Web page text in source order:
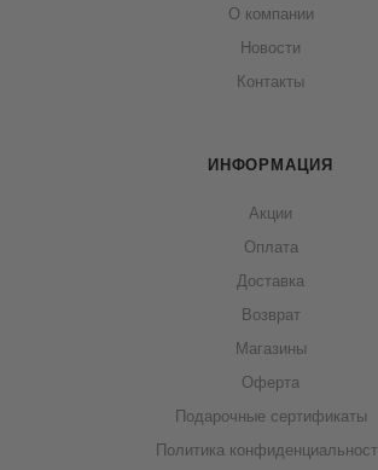
О компании
Новости
Контакты
ИНФОРМАЦИЯ
Акции
Оплата
Доставка
Возврат
Магазины
Оферта
Подарочные сертификаты
Политика